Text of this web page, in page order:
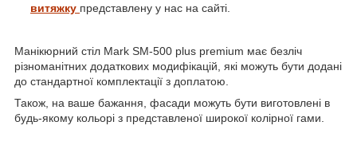
витяжку представлену у нас на сайті.
Манікюрний стіл Mark SM-500 plus premium має безліч
різноманітних додаткових модифікацій, які можуть бути додані
до стандартної комплектації з доплатою.
Також, на ваше бажання, фасади можуть бути виготовлені в
будь-якому кольорі з представленої широкої колірної гами.